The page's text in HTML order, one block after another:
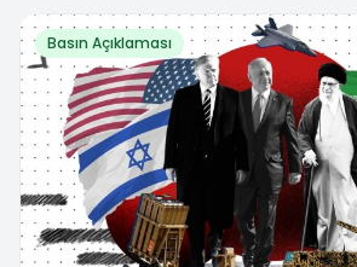
Basın Açıklaması